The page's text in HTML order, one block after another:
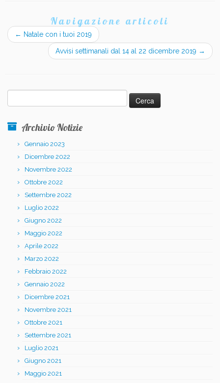
Navigazione articoli
← Natale con i tuoi 2019
Avvisi settimanali dal 14 al 22 dicembre 2019 →
per:
Archivio Notizie
Gennaio 2023
Dicembre 2022
Novembre 2022
Ottobre 2022
Settembre 2022
Luglio 2022
Giugno 2022
Maggio 2022
Aprile 2022
Marzo 2022
Febbraio 2022
Gennaio 2022
Dicembre 2021
Novembre 2021
Ottobre 2021
Settembre 2021
Luglio 2021
Giugno 2021
Maggio 2021